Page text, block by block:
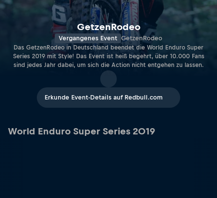
GetzenRodeo
Vergangenes Event GetzenRodeo
Das GetzenRodeo in Deutschland beendet die World Enduro Super
Series 2019 mit Style! Das Event ist heiß begehrt, über 10.000 Fans
sind jedes Jahr dabei, um sich die Action nicht entgehen zu lassen.
Erkunde Event-Details auf Redbull.com
World Enduro Super Series 2019